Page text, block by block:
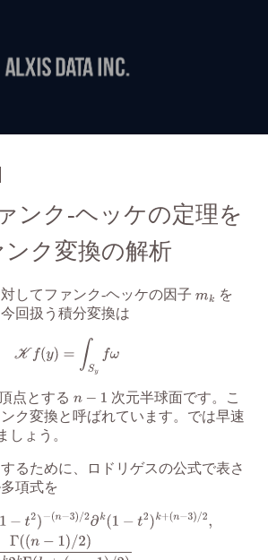
ンク-ヘッケの定理を
ク変換の解析